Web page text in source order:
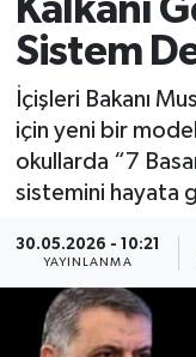
Kalkanı
Sistem
İçişleri Bakanı
için yeni bir model
okullarda “7
sistemini hayata
30.05.2026 - 10:21
YAYINLANMA
ASAYİŞ
BİLİM VE
EĞİTİM
Güncel
HABERDE
Süper Lig
Tüm
Son Dakika
Haber Arşivi